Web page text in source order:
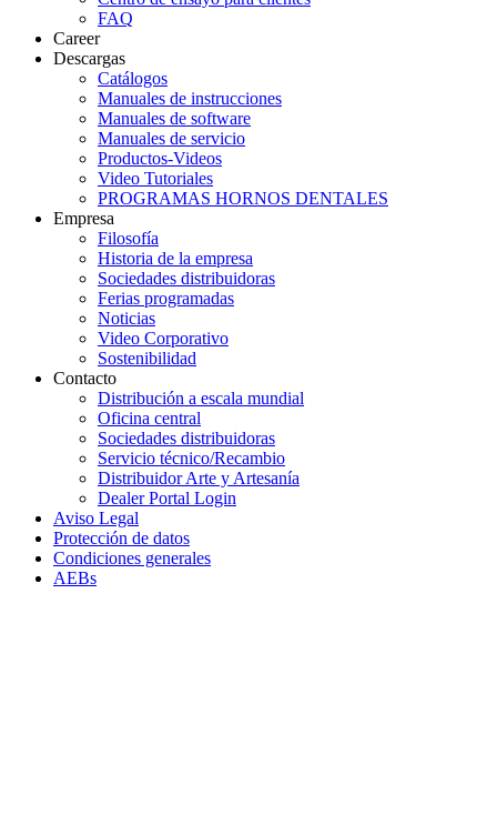
FAQ
Career
Descargas
Catálogos
Manuales de instrucciones
Manuales de software
Manuales de servicio
Productos-Videos
Video Tutoriales
PROGRAMAS HORNOS DENTALES
Empresa
Filosofía
Historia de la empresa
Sociedades distribuidoras
Ferias programadas
Noticias
Video Corporativo
Sostenibilidad
Contacto
Distribución a escala mundial
Oficina central
Sociedades distribuidoras
Servicio técnico/Recambio
Distribuidor Arte y Artesanía
Dealer Portal Login
Aviso Legal
Protección de datos
Condiciones generales
AEBs